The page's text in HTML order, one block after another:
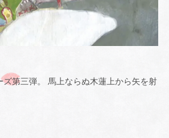
第三弾。 馬上ならぬ木蓮上から矢を射